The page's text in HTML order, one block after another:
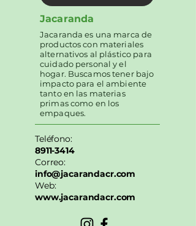
Jacaranda
Jacaranda es una marca de
productos con materiales
alternativos al plástico para
cuidado personal y el
hogar. Buscamos tener bajo
impacto para el ambiente
tanto en las materias
primas como en los
empaques.
Teléfono:
8911-3414
Correo:
info@jacarandacr.com
Web:
www.jacarandacr.com